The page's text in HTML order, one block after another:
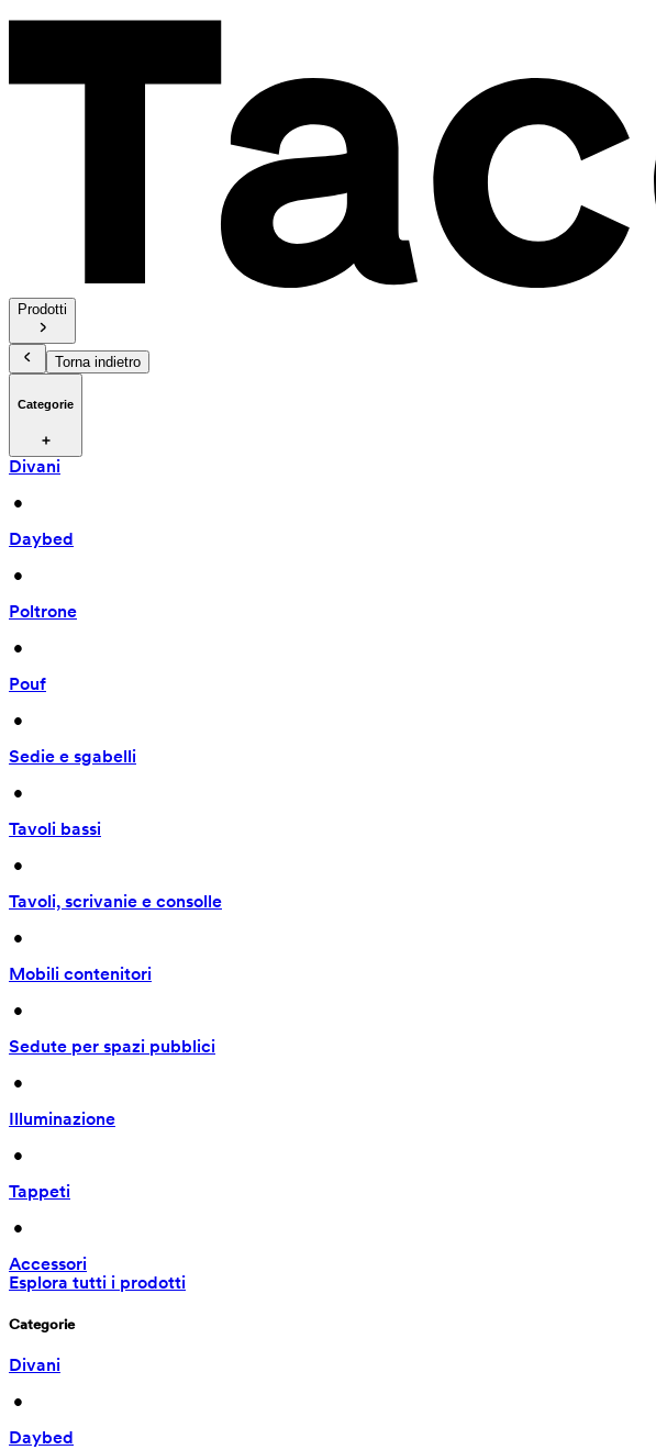
Prodotti
Torna indietro
Categorie
Divani
•
Daybed
•
Poltrone
•
Pouf
•
Sedie e sgabelli
•
Tavoli bassi
•
Tavoli, scrivanie e consolle
•
Mobili contenitori
•
Sedute per spazi pubblici
•
Illuminazione
•
Tappeti
•
Accessori
Esplora tutti i prodotti
Categorie
Divani
•
Daybed